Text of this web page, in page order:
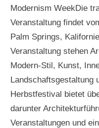
Modernism WeekDie
Veranstaltung findet
Palm Springs,
Veranstaltung stehen
Modern-Stil, Kunst,
Landschaftsgestaltung
Herbstfestival bietet
darunter
Veranstaltungen und